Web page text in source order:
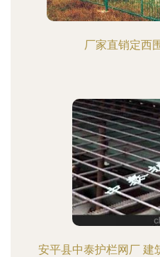
厂家直销定西
安平县中泰护栏网厂 建